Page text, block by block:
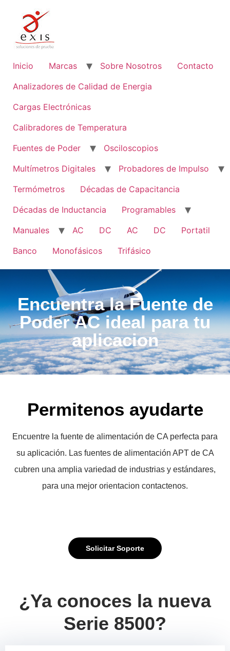
Inicio Marcas Sobre Nosotros
Contacto
Analizadores de Calidad de Energia
Cargas Electrónicas
Calibradores de Temperatura
Fuentes de Poder
Osciloscopios
Multímetros Digitales
Probadores de Impulso
Termómetros
Décadas de Capacitancia
Décadas de Inductancia
Programables
Manuales
AC DC AC DC
Portatil
Banco
Monofásicos Trifásico
Encuentra la Fuente de
Poder AC ideal para tu
aplicacion
Permitenos ayudarte
Encuentre la fuente de alimentación de CA perfecta para
su aplicación. Las fuentes de alimentación APT de CA
cubren una amplia variedad de industrias y estándares,
para una mejor orientacion contactenos.
Solicitar Soporte
¿Ya conoces la nueva
Serie 8500?